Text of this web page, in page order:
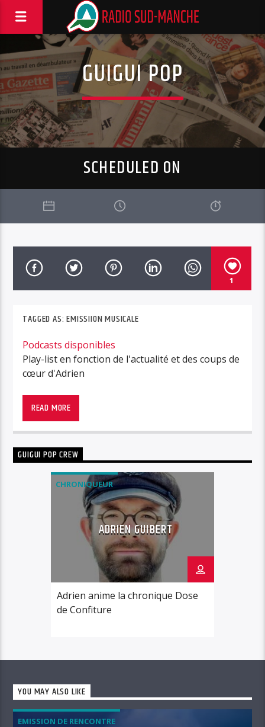
GUIGUI POP
SCHEDULED ON
1
TAGGED AS:EMISSIION MUSICALE
Podcasts disponibles
Play-list en fonction de l'actualité et des coups de
cœur d'Adrien
READ MORE
GUIGUI POP CREW
CHRONIQUEUR
ADRIEN GUIBERT
Adrien anime la chronique Dose
de Confiture
YOU MAY ALSO LIKE
EMISSION DE RENCONTRE